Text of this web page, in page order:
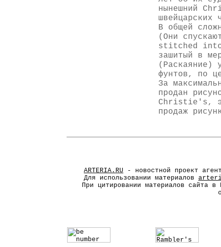
нынешний
швейцарских
В общей
(Они
stitched into
зашитый в
(Раскаяние)
фунтов, по
За
продан
Christie's,
продаж
ARTERIA.RU - новостной проект
Для использовании материалов
При цитировании материалов сайта